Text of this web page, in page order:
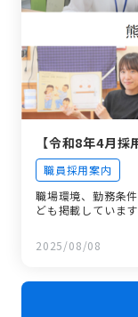
【令和8年4月
職員採用案内
職場環境、勤務条
ども掲載していま
2025/08/08